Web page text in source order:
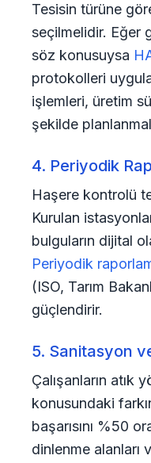
Tesisin türüne
seçilmelidir. Eğer
söz konusuysa
protokolleri
işlemleri, üretim
şekilde
4. Periyodik
Haşere kontrolü
Kurulan
bulguların dijital
Periyodik
(ISO, Tarım
güçlendirir.
5. Sanitasyon
Çalışanların atık
konusundaki
başarısını %50
dinlenme alanları